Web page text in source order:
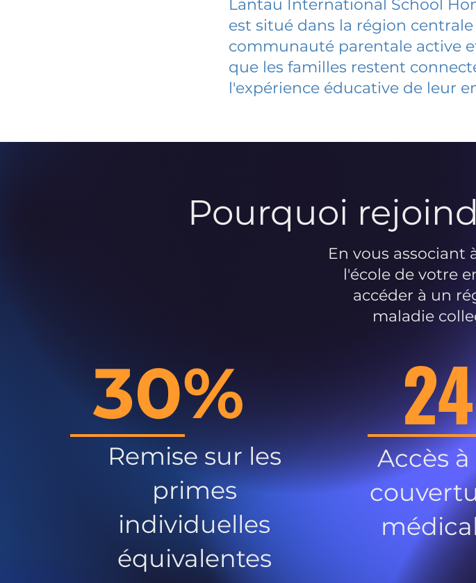
Lantau International School
est situé dans la région
communauté parentale active
que les familles restent
l'expérience éducative de leur
Pourquoi
En vous associant
l'école de votre
accéder à un
maladie
30%
Remise sur les
primes
individuelles
équivalentes
Accès à